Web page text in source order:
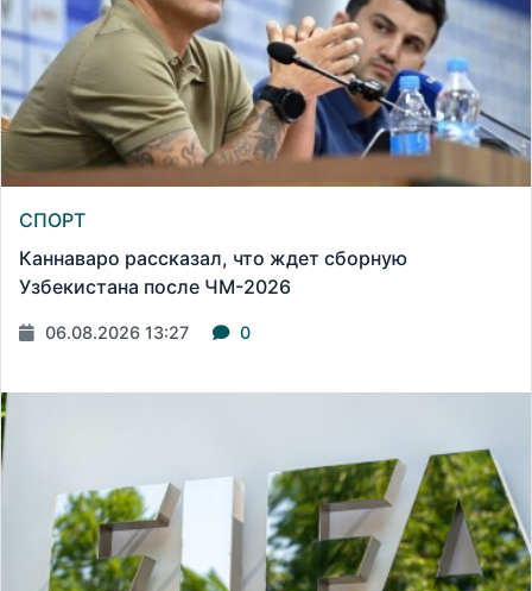
СПОРТ
Каннаваро рассказал, что ждет сборную
Узбекистана после ЧМ-2026
06.08.2026 13:27 0